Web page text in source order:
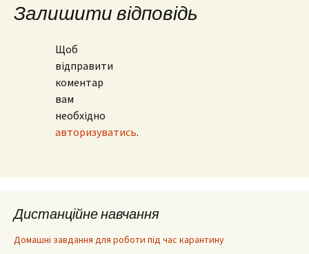
Залишити відповідь
Щоб
відправити
коментар
вам
необхідно
авторизуватись.
Дистанційне навчання
Домашні завдання для роботи під час карантину